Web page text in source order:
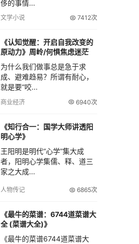
侈的事情...
文学小说 7412次
《认知觉醒：开启自我改变的
原动力》周岭/何惧焦虑迷茫
为什么我们做事总是急于求
成、避难趋易？所谓有耐心，
就是要“咬...
商业经济 6940次
《知行合一：国学大师讲透阳
明心学》
王阳明是明代“心学”集大成
者，阳明心学集儒、释、道三
家之大成...
人物传记 6865次
《最牛的菜谱：6744道菜谱大
全 (菜谱大全)》
《最牛的菜谱6744道菜谱大